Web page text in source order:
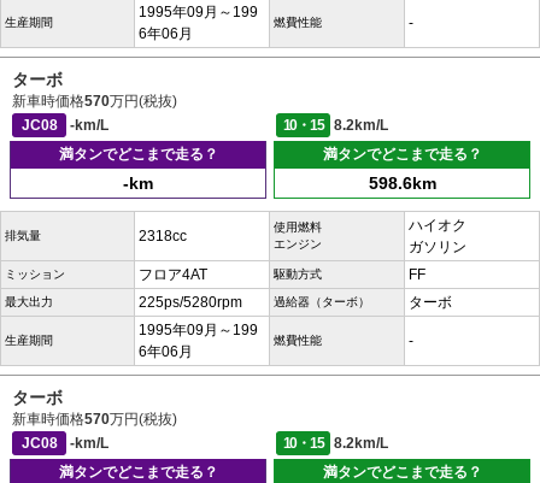
生産期間
1995年09月～199
6年06月
燃費性能 -
ターボ
新車時価格570万円(税抜)
JC08
-km/L 10・15
8.2km/L
満タンでどこまで走る？
-km
満タンでどこまで走る？
598.6km
排気量 2318cc
使用燃料
エンジン
ハイオク
ガソリン
ミッション フロア4AT 駆動方式 FF
最大出力 225ps/5280rpm 過給器（ターボ） ターボ
生産期間
1995年09月～199
6年06月
燃費性能 -
ターボ
新車時価格570万円(税抜)
JC08
-km/L 10・15
8.2km/L
満タンでどこまで走る？
満タンでどこまで走る？